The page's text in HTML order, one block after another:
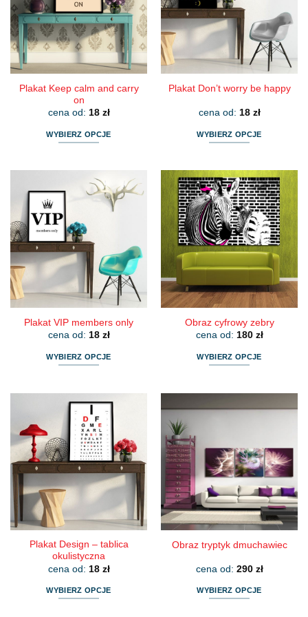
można
wybrać
na
stronie
produktu
można
wybrać
na
stronie
produktu
Plakat Keep calm and carry
on
cena od: 18 zł
WYBIERZ OPCJE
wiele
wariantów.
Opcje
można
wybrać
na
stronie
produktu
Plakat Don’t worry be happy
cena od: 18 zł
WYBIERZ OPCJE
ma
wiele
wariantów.
Opcje
można
wybrać
na
produktu
Plakat VIP members only
cena od: 18 zł
WYBIERZ OPCJE
ma
wiele
wariantów.
Opcje
można
wybrać
na
stronie
produktu
Obraz cyfrowy zebry
cena od: 180 zł
WYBIERZ OPCJE
można
wybrać
na
stronie
produktu
Plakat Design – tablica
okulistyczna
cena od: 18 zł
WYBIERZ OPCJE
Obraz tryptyk dmuchawiec
cena od: 290 zł
WYBIERZ OPCJE